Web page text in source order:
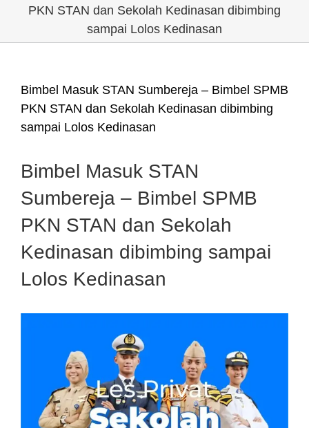
PKN STAN dan Sekolah Kedinasan dibimbing
sampai Lolos Kedinasan
Bimbel Masuk STAN Sumbereja – Bimbel SPMB
PKN STAN dan Sekolah Kedinasan dibimbing
sampai Lolos Kedinasan
Bimbel Masuk STAN
Sumbereja – Bimbel SPMB
PKN STAN dan Sekolah
Kedinasan dibimbing sampai
Lolos Kedinasan